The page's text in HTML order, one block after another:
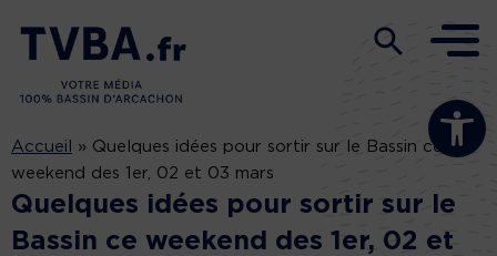
Ouvrir la
Accueil » Quelques idées pour sortir sur le Bassin ce
weekend des 1er, 02 et 03 mars
Quelques idées pour sortir sur le
Bassin ce weekend des 1er, 02 et